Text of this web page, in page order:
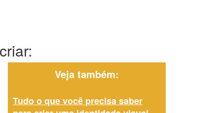
Veja também:
Tudo o que você precisa saber